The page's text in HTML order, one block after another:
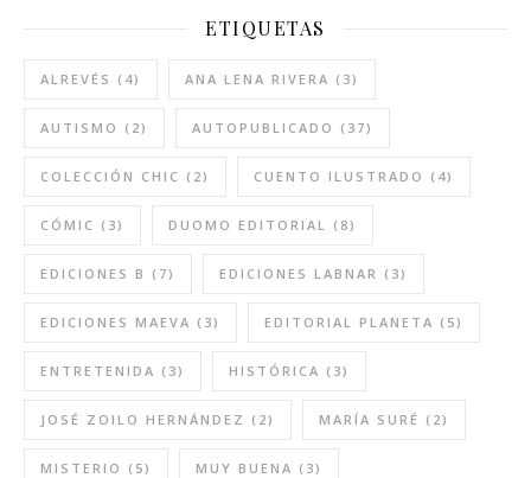
ETIQUETAS
ALREVÉS (4) ANA LENA RIVERA (3)
AUTISMO (2) AUTOPUBLICADO (37)
COLECCIÓN CHIC (2) CUENTO ILUSTRADO (4)
CÓMIC (3) DUOMO EDITORIAL (8)
EDICIONES B (7) EDICIONES LABNAR (3)
EDICIONES MAEVA (3) EDITORIAL PLANETA (5)
ENTRETENIDA (3) HISTÓRICA (3)
JOSÉ ZOILO HERNÁNDEZ (2) MARÍA SURÉ (2)
MISTERIO (5) MUY BUENA (3)